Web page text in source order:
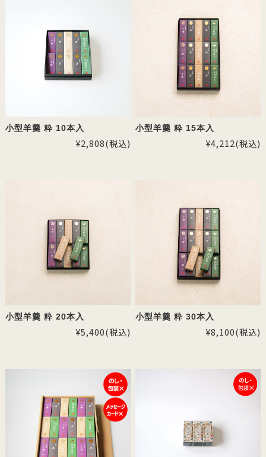
小型羊羹 粋 10本入
¥2,808(税込)
小型羊羹 粋 15本入
¥4,212(税込)
小型羊羹 粋 20本入
¥5,400(税込)
小型羊羹 粋 30本入
¥8,100(税込)